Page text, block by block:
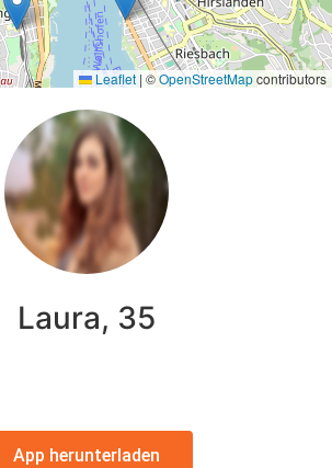
Leaflet | ©OpenStreetMapcontributors
Laura, 35
App herunterladen